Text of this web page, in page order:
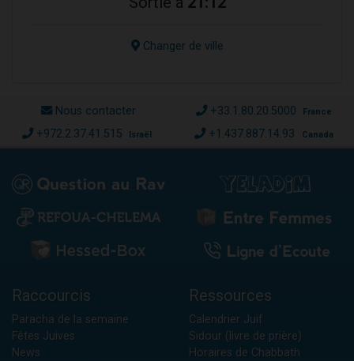
Changer de ville
Nous contacter +33.1.80.20.5000 France
+972.2.37.41.515 Israël +1.437.887.14.93 Canada
Raccourcis
Paracha de la semaine
Fêtes Juives
News
Ressources
Calendrier Juif
Sidour (livre de prière)
Horaires de Chabbath